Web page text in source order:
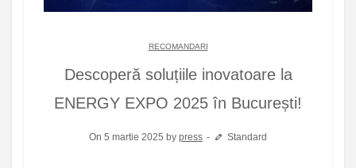
RECOMANDARI
Descoperă soluțiile inovatoare la
ENERGY EXPO 2025 în București!
On 5 martie 2025 by press Standard